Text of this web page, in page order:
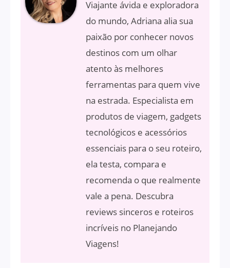
Viajante ávida e exploradora
do mundo, Adriana alia sua
paixão por conhecer novos
destinos com um olhar
atento às melhores
ferramentas para quem vive
na estrada. Especialista em
produtos de viagem, gadgets
tecnológicos e acessórios
essenciais para o seu roteiro,
ela testa, compara e
recomenda o que realmente
vale a pena. Descubra
reviews sinceros e roteiros
incríveis no Planejando
Viagens!